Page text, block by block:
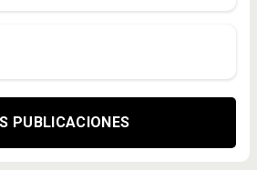
PUBLICACIONES